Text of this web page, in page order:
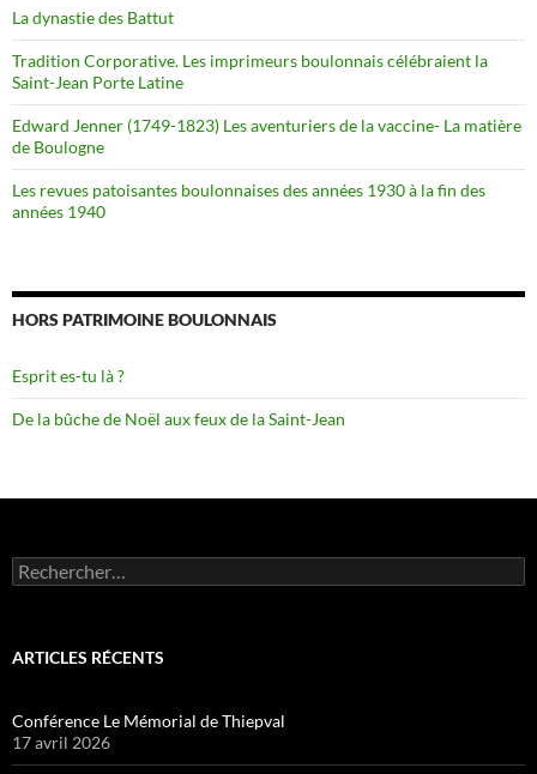
La dynastie des Battut
Tradition Corporative. Les imprimeurs boulonnais célébraient la
Saint-Jean Porte Latine
Edward Jenner (1749-1823) Les aventuriers de la vaccine- La matière
de Boulogne
Les revues patoisantes boulonnaises des années 1930 à la fin des
années 1940
HORS PATRIMOINE BOULONNAIS
Esprit es-tu là ?
De la bûche de Noël aux feux de la Saint-Jean
Rechercher :
ARTICLES RÉCENTS
Conférence Le Mémorial de Thiepval
17 avril 2026